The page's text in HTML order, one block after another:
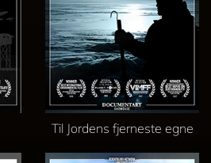
Til Jordens fjerneste egne